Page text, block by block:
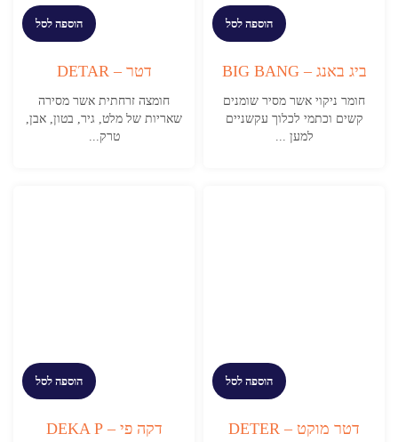
הוספה לסל
ביג באנג – BIG BANG
חומר ניקוי אשר מסיר שומנים
קשים וכתמי לכלוך עקשניים
למען ...
הוספה לסל
דטר – DETAR
חומצה זרחתית אשר מסירה
שאריות של מלט, גיר, בטון, אבן,
טרק...
הוספה לסל
דטר מוקט – DETER
הוספה לסל
דקה פי – DEKA P